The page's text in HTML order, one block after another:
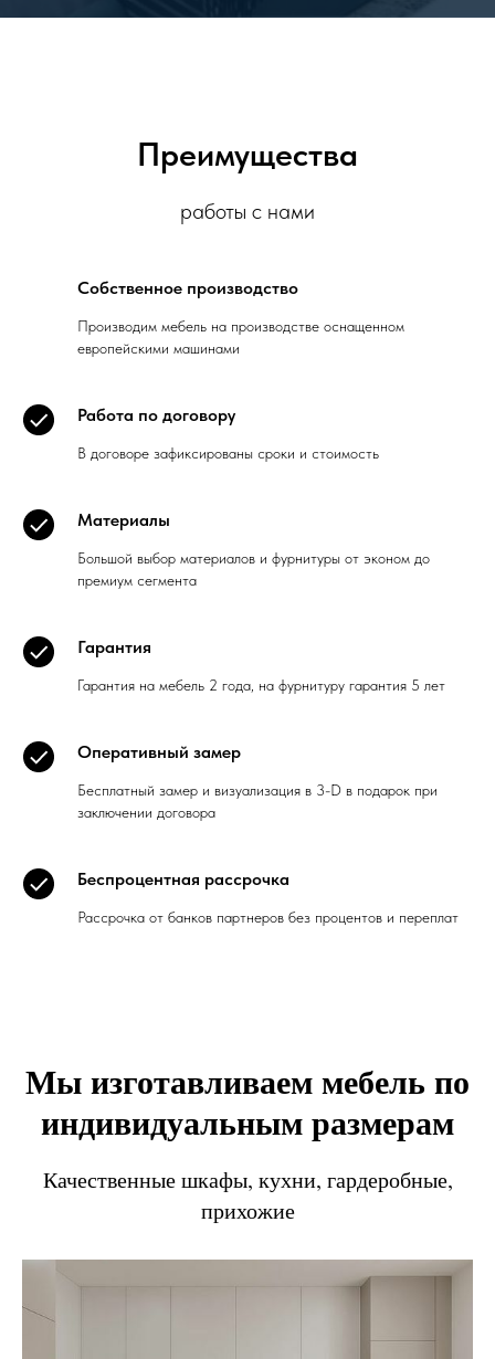
Преимущества
работы с нами
Собственное производство
Производим мебель на производстве оснащенном
европейскими машинами
Работа по договору
В договоре зафиксированы сроки и стоимость
Материалы
Большой выбор материалов и фурнитуры от эконом до
премиум сегмента
Гарантия
Гарантия на мебель 2 года, на фурнитуру гарантия 5 лет
Оперативный замер
Бесплатный замер и визуализация в 3-D в подарок при
заключении договора
Беспроцентная рассрочка
Рассрочка от банков партнеров без процентов и переплат
Мы изготавливаем мебель по
индивидуальным размерам
Качественные шкафы, кухни, гардеробные,
прихожие